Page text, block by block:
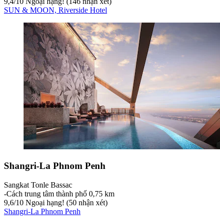
SUN & MOON, Riverside Hotel
Shangri-La Phnom Penh
Sangkat Tonle Bassac
‐Cách trung tâm thành phố 0,75 km
9,6/10 Ngoại hạng! (50 nhận xét)
Shangri-La Phnom Penh